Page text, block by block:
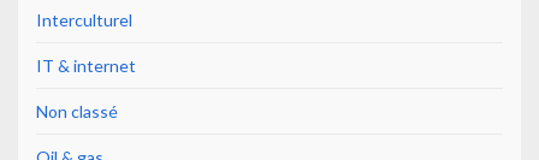
Interculturel
IT & internet
Non classé